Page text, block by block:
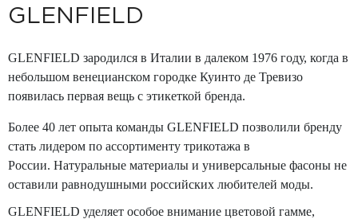
GLENFIELD
GLENFIELD зародился в Италии в далеком 1976 году, когда в
небольшом венецианском городке Куинто де Тревизо
появилась первая вещь с этикеткой бренда.
Более 40 лет опыта команды GLENFIELD позволили бренду
стать лидером по ассортименту трикотажа в
России. Натуральные материалы и универсальные фасоны не
оставили равнодушными российских любителей моды.
GLENFIELD уделяет особое внимание цветовой гамме,